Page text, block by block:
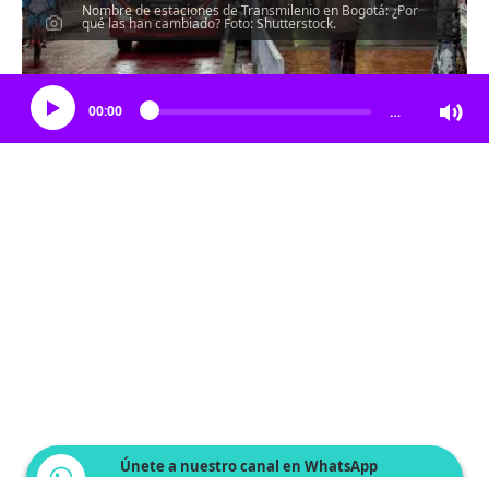
Nombre de estaciones de Transmilenio en Bogotá: ¿Por
qué las han cambiado? Foto: Shutterstock.
Escucha el artículo
00:00 …
Únete a nuestro canal en WhatsApp